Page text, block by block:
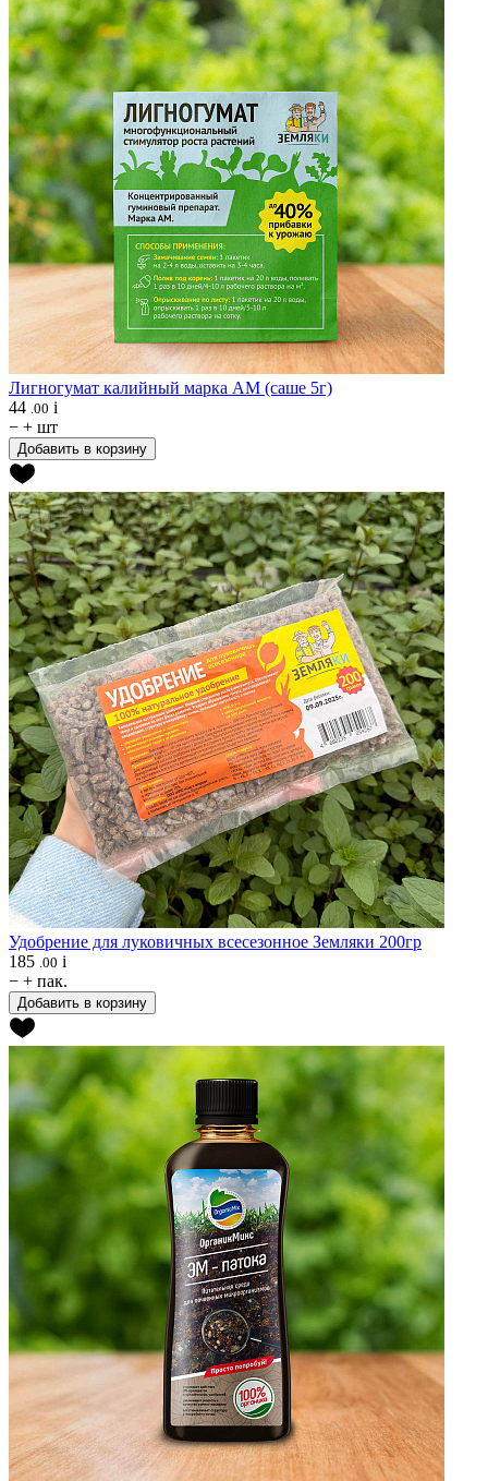
Лигногумат калийный марка АМ (саше 5г)
44 .00 i
− + шт
Добавить в корзину
Удобрение для луковичных всесезонное Земляки 200гр
185 .00 i
− + пак.
Добавить в корзину